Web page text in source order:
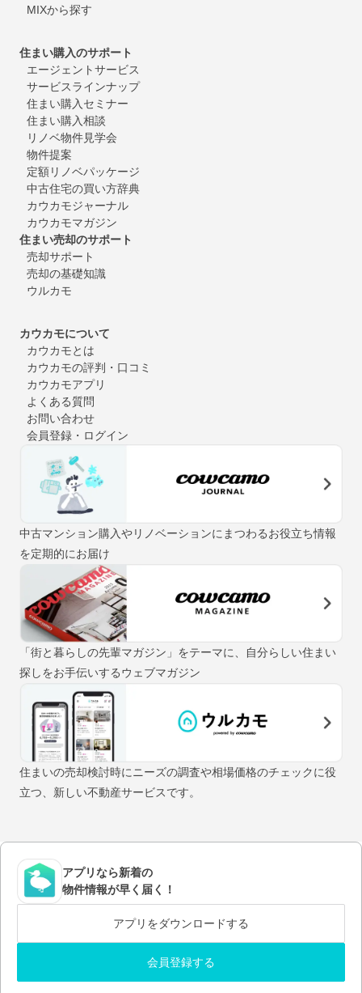
MIXから探す
住まい購入のサポート
エージェントサービス
サービスラインナップ
住まい購入セミナー
住まい購入相談
リノベ物件見学会
物件提案
定額リノベパッケージ
中古住宅の買い方辞典
カウカモジャーナル
カウカモマガジン
住まい売却のサポート
売却サポート
売却の基礎知識
ウルカモ
カウカモについて
カウカモとは
カウカモの評判・口コミ
カウカモアプリ
よくある質問
お問い合わせ
会員登録・ログイン
中古マンション購入やリノベーションにまつわるお役立ち情報
を定期的にお届け
「街と暮らしの先輩マガジン」をテーマに、自分らしい住まい
探しをお手伝いするウェブマガジン
住まいの売却検討時にニーズの調査や相場価格のチェックに役
立つ、新しい不動産サービスです。
アプリなら新着の
物件情報が早く届く！
アプリをダウンロードする
会員登録する